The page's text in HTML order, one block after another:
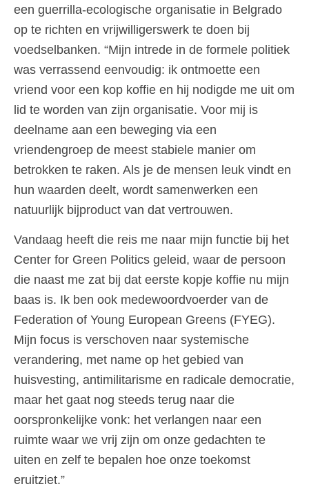
een guerrilla-ecologische organisatie in Belgrado
op te richten en vrijwilligerswerk te doen bij
voedselbanken. “Mijn intrede in de formele politiek
was verrassend eenvoudig: ik ontmoette een
vriend voor een kop koffie en hij nodigde me uit om
lid te worden van zijn organisatie. Voor mij is
deelname aan een beweging via een
vriendengroep de meest stabiele manier om
betrokken te raken. Als je de mensen leuk vindt en
hun waarden deelt, wordt samenwerken een
natuurlijk bijproduct van dat vertrouwen.
Vandaag heeft die reis me naar mijn functie bij het
Center for Green Politics geleid, waar de persoon
die naast me zat bij dat eerste kopje koffie nu mijn
baas is. Ik ben ook medewoordvoerder van de
Federation of Young European Greens (FYEG).
Mijn focus is verschoven naar systemische
verandering, met name op het gebied van
huisvesting, antimilitarisme en radicale democratie,
maar het gaat nog steeds terug naar die
oorspronkelijke vonk: het verlangen naar een
ruimte waar we vrij zijn om onze gedachten te
uiten en zelf te bepalen hoe onze toekomst
eruitziet.”